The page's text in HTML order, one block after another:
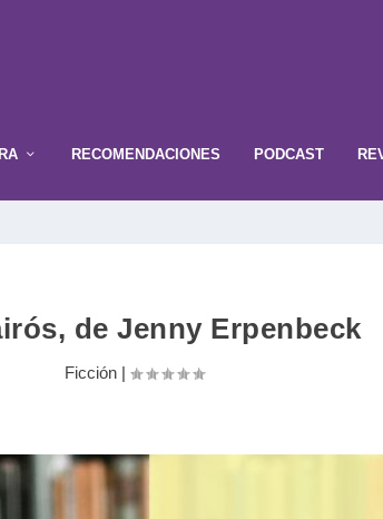
RECOMENDACIONES PODCAST
de Jenny Erpenbeck
Ficción|